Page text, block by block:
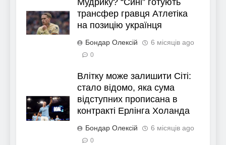
Мудрику? “Сині” готують
трансфер гравця Атлетіка
на позицію українця
Бондар Олексій 6 місяців ago
0
Влітку може залишити Сіті:
стало відомо, яка сума
відступних прописана в
контракті Ерлінга Холанда
Бондар Олексій 6 місяців ago
0